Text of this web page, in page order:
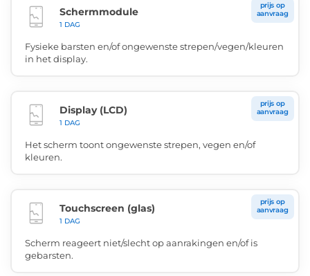
Schermmodule
1 DAG
prijs op
aanvraag
Fysieke barsten en/of ongewenste strepen/vegen/kleuren
in het display.
Display (LCD)
1 DAG
prijs op
aanvraag
Het scherm toont ongewenste strepen, vegen en/of
kleuren.
Touchscreen (glas)
1 DAG
prijs op
aanvraag
Scherm reageert niet/slecht op aanrakingen en/of is
gebarsten.